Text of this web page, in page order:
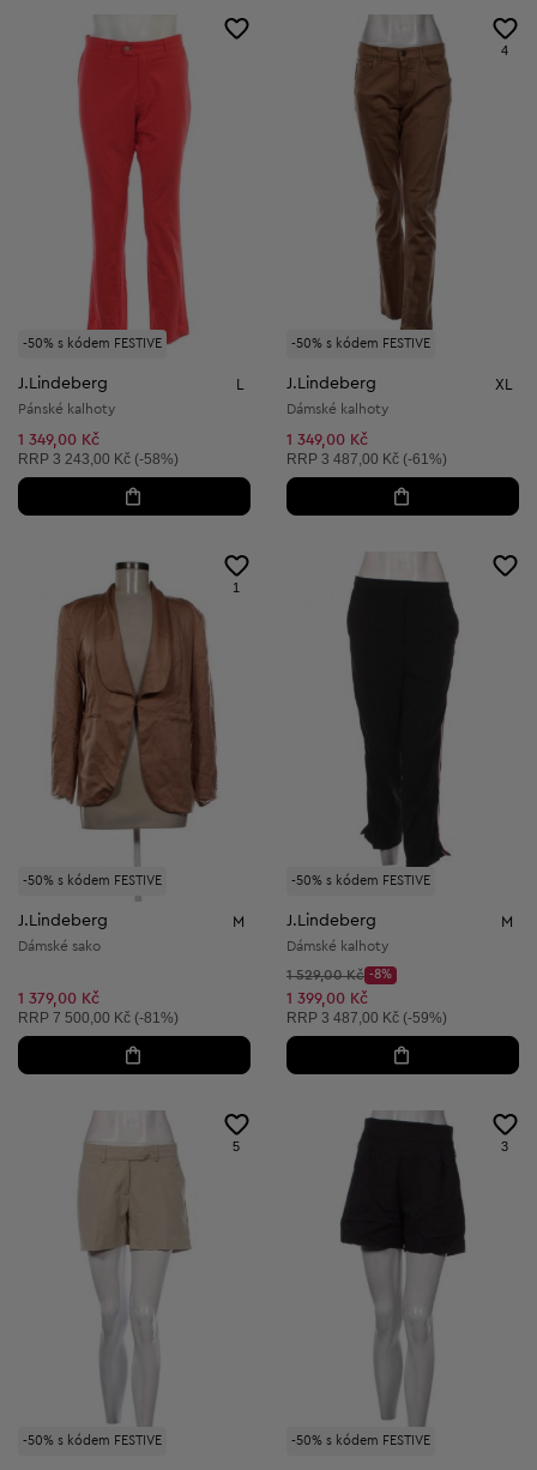
-50% s kódem FESTIVE
J.Lindeberg L
Pánské kalhoty
1 349,00 Kč
Doporučená cena:
RRP 3 243,00 Kč (-58%)
-50% s kódem FESTIVE
4
J.Lindeberg XL
Dámské kalhoty
1 349,00 Kč
Doporučená cena:
RRP 3 487,00 Kč (-61%)
-50% s kódem FESTIVE
1
J.Lindeberg M
Dámské sako
1 379,00 Kč
Doporučená cena:
RRP 7 500,00 Kč (-81%)
-50% s kódem FESTIVE
J.Lindeberg M
Dámské kalhoty
Původní cena:
1 529,00 Kč
Discount Price:
-8%
Snížená cena:
1 399,00 Kč
Doporučená cena:
RRP 3 487,00 Kč (-59%)
-50% s kódem FESTIVE
5
-50% s kódem FESTIVE
3